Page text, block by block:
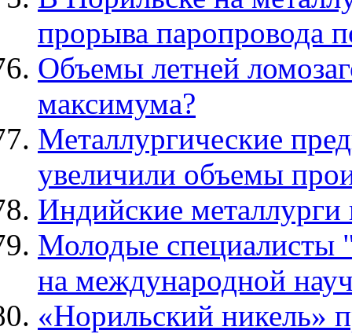
прорыва паропровода
Объемы летней
максимума?
Металлургические
увеличили объемы
Индийские
Молодые
на международной
«Норильский никель»